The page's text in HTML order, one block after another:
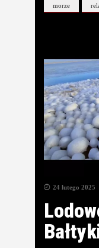
morze
24 lutego 2025